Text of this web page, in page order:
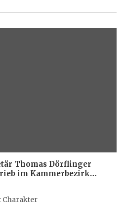
Thomas Dörflinger
im Kammerbezirk
Charakter